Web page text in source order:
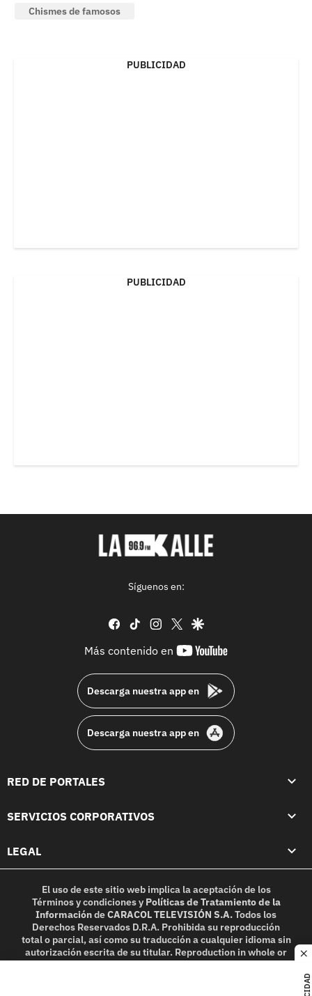
Chismes de famosos
PUBLICIDAD
PUBLICIDAD
Síguenos en:
facebook
tiktok instagram
twittergoogle
Más contenido en
youtube-
Descarga nuestra app en
Descarga nuestra app en
RED DE PORTALES
SERVICIOS CORPORATIVOS
LEGAL
El uso de este sitio web implica la aceptación de los
Términos y condicionesy Políticas de Tratamiento de la
InformacióndeCARACOL TELEVISIÓN S.A.Todos los
Derechos Reservados D.R.A. Prohibida su reproducción
total o parcial, así como su traducción a cualquier idioma sin
autorización escrita de su titular. Reproduction in whole or
in part, or translation without written permission is